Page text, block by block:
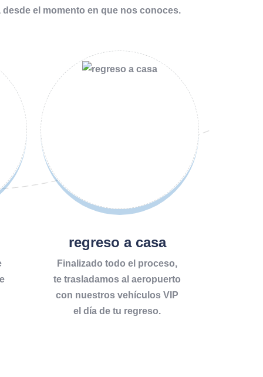
el momento en que nos conoces.
regreso a casa
Finalizado todo el proceso,
te trasladamos al aeropuerto
con nuestros vehículos VIP
el día de tu regreso.